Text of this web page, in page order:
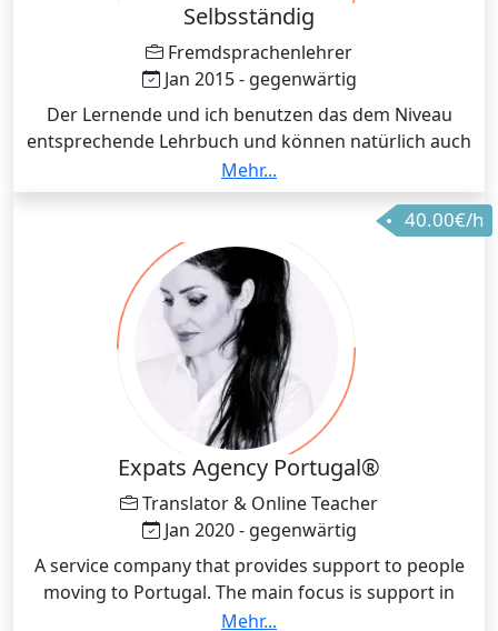
Selbsständig
Fremdsprachenlehrer
Jan 2015 - gegenwärtig
Der Lernende und ich benutzen das dem Niveau
entsprechende Lehrbuch und können natürlich auch
oftmals davon wegkommen um andere Aspekte der
Portugiesischen Sprache zu erläutern.
Mehr...
40.00€/h
Expats Agency Portugal®
Translator & Online Teacher
Jan 2020 - gegenwärtig
A service company that provides support to people
moving to Portugal. The main focus is support in
obtaining legal documentation, translations and
Mehr...